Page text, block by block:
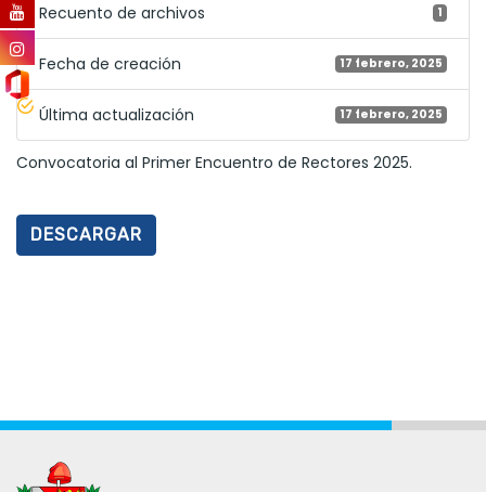
Recuento de archivos 1
Fecha de creación 17 febrero, 2025
Última actualización 17 febrero, 2025
Convocatoria al Primer Encuentro de Rectores 2025.
DESCARGAR